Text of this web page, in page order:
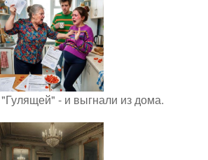
- и выгнали из дома.